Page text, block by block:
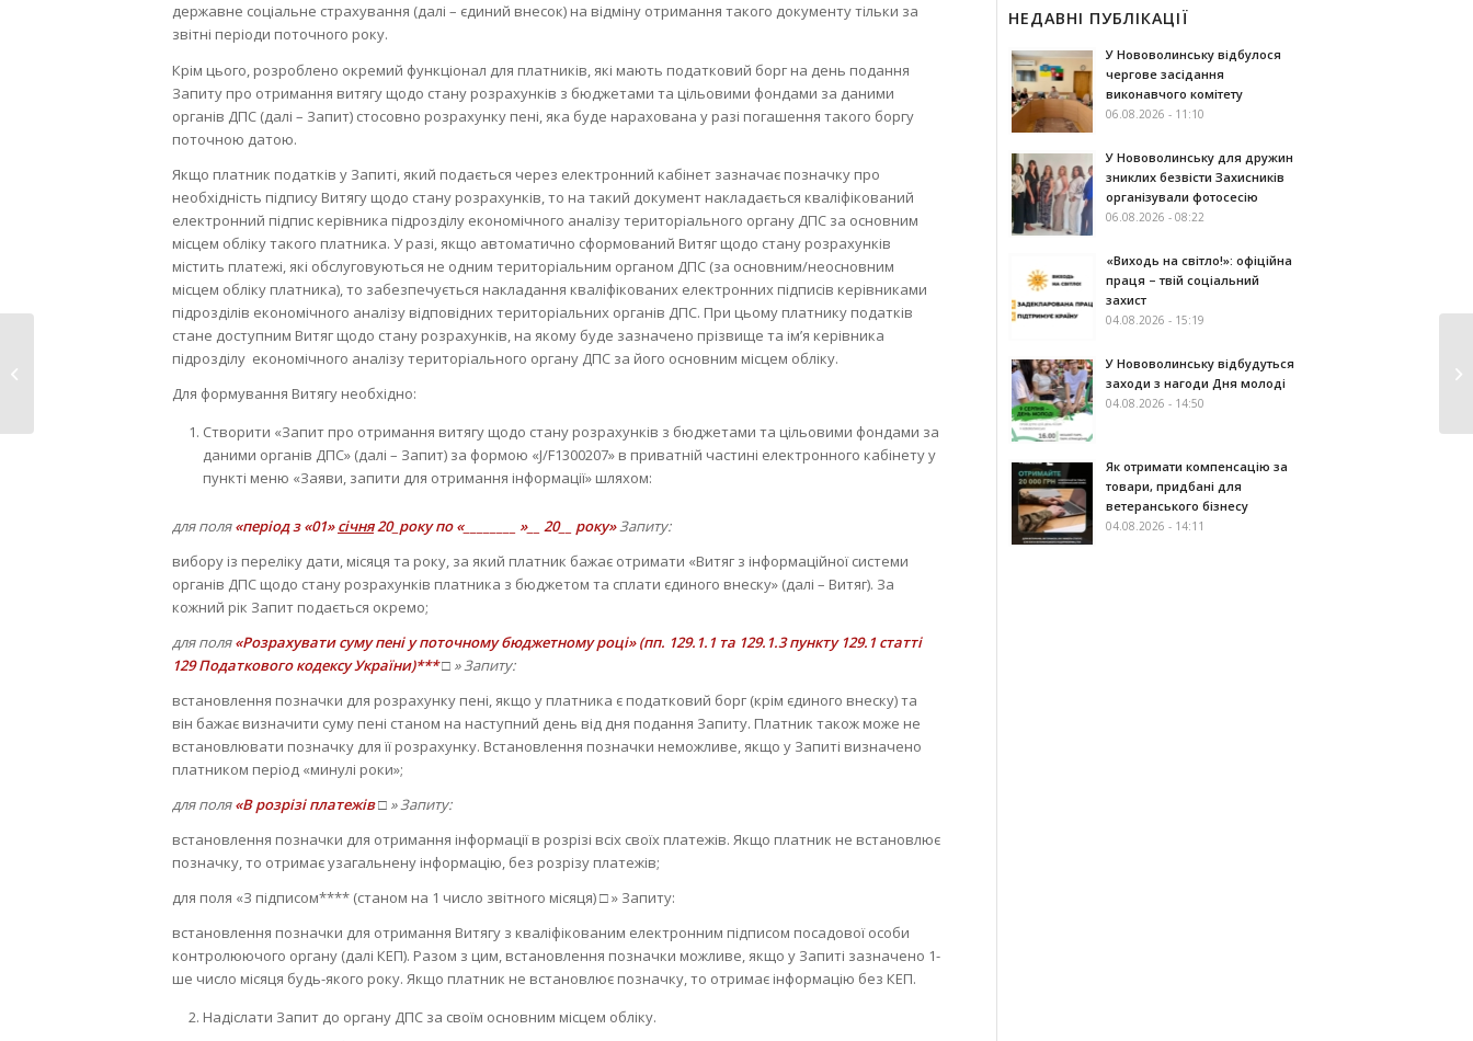
державне соціальне страхування (далі – єдиний внесок) на відміну отримання такого документу тільки за
звітні періоди поточного року.
Крім цього, розроблено окремий функціонал для платників, які мають податковий борг на день подання
Запиту про отримання витягу щодо стану розрахунків з бюджетами та цільовими фондами за даними
органів ДПС (далі – Запит) стосовно розрахунку пені, яка буде нарахована у разі погашення такого боргу
поточною датою.
Якщо платник податків у Запиті, який подається через електронний кабінет зазначає позначку про
необхідність підпису Витягу щодо стану розрахунків, то на такий документ накладається кваліфікований
електронний підпис керівника підрозділу економічного аналізу територіального органу ДПС за основним
місцем обліку такого платника. У разі, якщо автоматично сформований Витяг щодо стану розрахунків
містить платежі, які обслуговуються не одним територіальним органом ДПС (за основним/неосновним
місцем обліку платника), то забезпечується накладання кваліфікованих електронних підписів керівниками
підрозділів економічного аналізу відповідних територіальних органів ДПС. При цьому платнику податків
стане доступним Витяг щодо стану розрахунків, на якому буде зазначено прізвище та ім’я керівника
підрозділу економічного аналізу територіального органу ДПС за його основним місцем обліку.
Для формування Витягу необхідно:
Створити «Запит про отримання витягу щодо стану розрахунків з бюджетами та цільовими фондами за
даними органів ДПС» (далі – Запит) за формою «J/F1300207» в приватній частині електронного кабінету у
пункті меню «Заяви, запити для отримання інформації» шляхом:
для поля«період з «01»січня20_року по «________ »__ 20__ року»Запиту:
вибору із переліку дати, місяця та року, за який платник бажає отримати «Витяг з інформаційної системи
органів ДПС щодо стану розрахунків платника з бюджетом та сплати єдиного внеску» (далі – Витяг). За
кожний рік Запит подається окремо;
для поля«Розрахувати суму пені у поточному бюджетному році» (пп. 129.1.1 та 129.1.3 пункту 129.1 статті
129 Податкового кодексу України)***□ » Запиту:
встановлення позначки для розрахунку пені, якщо у платника є податковий борг (крім єдиного внеску) та
він бажає визначити суму пені станом на наступний день від дня подання Запиту. Платник також може не
встановлювати позначку для її розрахунку. Встановлення позначки неможливе, якщо у Запиті визначено
платником період «минулі роки»;
для поля«В розрізі платежів□ » Запиту:
встановлення позначки для отримання інформації в розрізі всіх своїх платежів. Якщо платник не встановлює
позначку, то отримає узагальнену інформацію, без розрізу платежів;
для поля «З підписом**** (станом на 1 число звітного місяця) □ » Запиту:
встановлення позначки для отримання Витягу з кваліфікованим електронним підписом посадової особи
контролюючого органу (далі КЕП). Разом з цим, встановлення позначки можливе, якщо у Запиті зазначено 1-
ше число місяця будь-якого року. Якщо платник не встановлює позначку, то отримає інформацію без КЕП.
Надіслати Запит до органу ДПС за своїм основним місцем обліку.
НЕДАВНІ ПУБЛІКАЦІЇ
У Нововолинську відбулося
чергове засідання
виконавчого комітету
06.08.2026 - 11:10
У Нововолинську для дружин
зниклих безвісти Захисників
організували фотосесію
06.08.2026 - 08:22
«Виходь на світло!»: офіційна
праця – твій соціальний
захист
04.08.2026 - 15:19
У Нововолинську відбудуться
заходи з нагоди Дня молоді
04.08.2026 - 14:50
Як отримати компенсацію за
товари, придбані для
ветеранського бізнесу
04.08.2026 - 14:11